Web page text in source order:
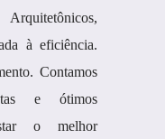
à eficiência.
Contamos
e ótimos
o melhor